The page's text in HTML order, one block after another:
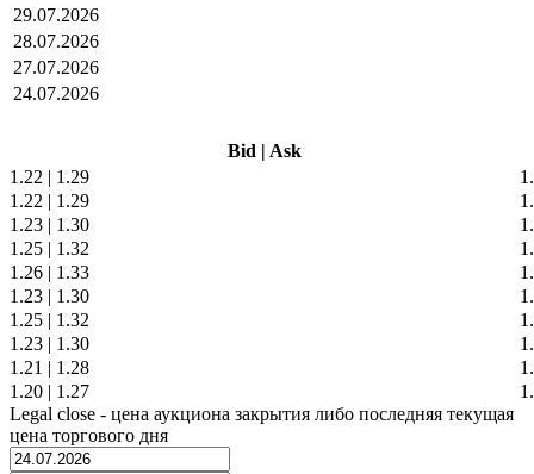
29.07.2026
28.07.2026
27.07.2026
24.07.2026
Bid | Ask
1.22 | 1.29
1.22 | 1.29
1.23 | 1.30
1.25 | 1.32
1.26 | 1.33
1.23 | 1.30
1.25 | 1.32
1.23 | 1.30
1.21 | 1.28
1.20 | 1.27
Legal close - цена аукциона закрытия либо последняя текущая
цена торгового дня